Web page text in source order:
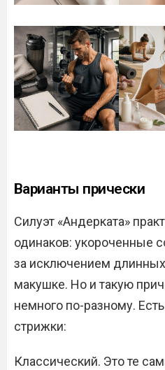
Варианты прически
Силуэт «Андерката»
одинаков: укороченные
за исключением
макушке. Но и такую
немного по-разному.
стрижки:
Классический. Это те